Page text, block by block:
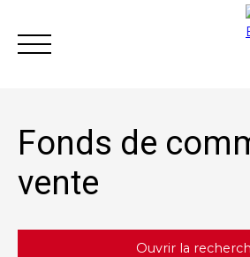
Fonds de
vente
Ouvrir la